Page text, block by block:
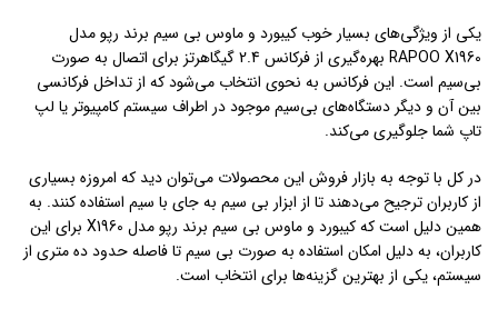
یکی از ویژگی‌های بسیار خوب کیبورد و ماوس بی سیم برند رپو مدل
RAPOO X1960 بهره‌گیری از فرکانس 2.4 گیگاهرتز برای اتصال به صورت
بی‌سیم است. این فرکانس به نحوی انتخاب می‌شود که از تداخل فرکانسی
بین آن و دیگر دستگاه‌های بی‌سیم موجود در اطراف سیستم کامپیوتر یا لپ
تاپ شما جلوگیری می‌کند.
در کل با توجه به بازار فروش این محصولات می‌توان دید که امروزه بسیاری
از کاربران ترجیح می‌دهند تا از ابزار بی سیم به جای با سیم استفاده کنند. به
همین دلیل است که کیبورد و ماوس بی سیم برند رپو مدل X1960 برای این
کاربران، به دلیل امکان استفاده به صورت بی سیم تا فاصله حدود ده متری از
سیستم، یکی از بهترین گزینه‌ها برای انتخاب است.